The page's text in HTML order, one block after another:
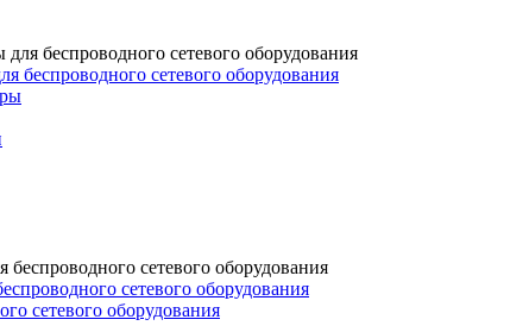
беспроводного сетевого оборудования
сетевого оборудования
сетевого оборудования